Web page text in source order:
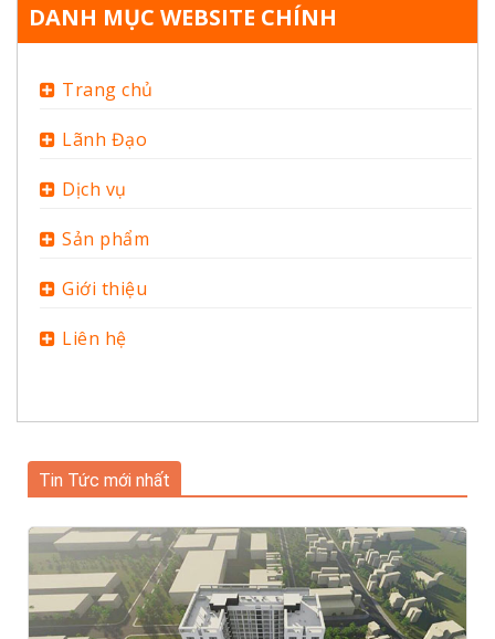
DANH MỤC WEBSITE CHÍNH
Trang chủ
Lãnh Đạo
Dịch vụ
Sản phẩm
Giới thiệu
Liên hệ
Tin Tức mới nhất